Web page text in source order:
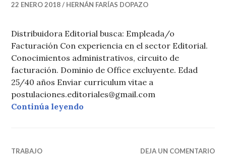
22 ENERO 2018 HERNÁN FARÍAS DOPAZO
Distribuidora Editorial busca: Empleada/o
Facturación Con experiencia en el sector Editorial.
Conocimientos administrativos, circuito de
facturación. Dominio de Office excluyente. Edad
25/40 años Enviar curriculum vitae a
postulaciones.editoriales@gmail.com
Continúa leyendo
TRABAJO DEJA UN COMENTARIO